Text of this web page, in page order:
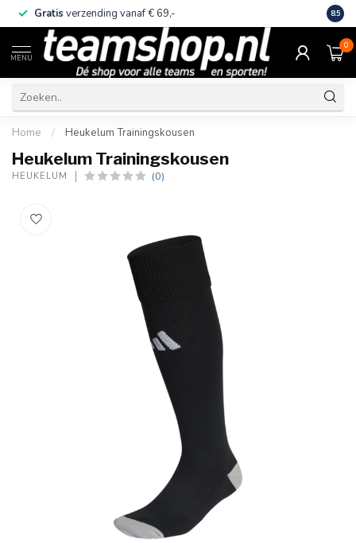
Gratis verzending vanaf € 69,- Eigen
8.5
MENU
0
Home / Heukelum Trainingskousen
Heukelum Trainingskousen
HEUKELUM (0)